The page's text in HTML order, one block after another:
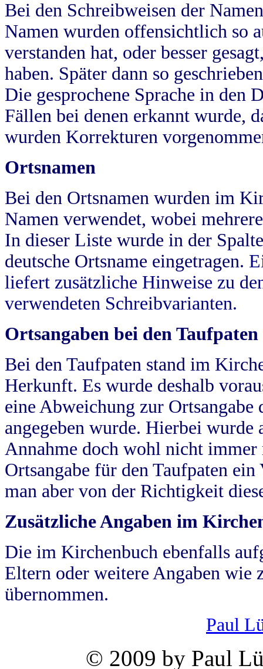
Bei den Schreibweisen der
Namen wurden offensichtlich so
verstanden hat, oder besser
haben. Später dann so
Die gesprochene Sprache in
Fällen bei denen erkannt wurde,
wurden Korrekturen
Ortsnamen
Bei den Ortsnamen wurden im
Namen verwendet, wobei
In dieser Liste wurde in der
deutsche Ortsname eingetragen.
liefert zusätzliche Hinweise zu
verwendeten Schreibvarianten.
Ortsangaben bei den Taufpaten
Bei den Taufpaten stand im
Herkunft. Es wurde deshalb
eine Abweichung zur
angegeben wurde. Hierbei wurde
Annahme doch wohl nicht
Ortsangabe für den Taufpaten
man aber von der Richtigkeit
Zusätzliche Angaben im
Die im Kirchenbuch ebenfalls
Eltern oder weitere Angaben wie
übernommen.
Paul
© 2009 by Paul